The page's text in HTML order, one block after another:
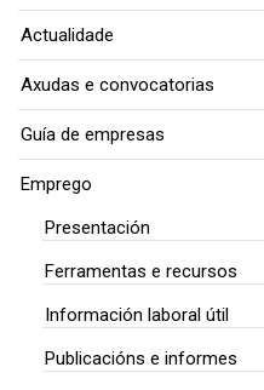
Actualidade
Axudas e convocatorias
Guía de empresas
Emprego
Presentación
Ferramentas e recursos
Información laboral útil
Publicacións e informes